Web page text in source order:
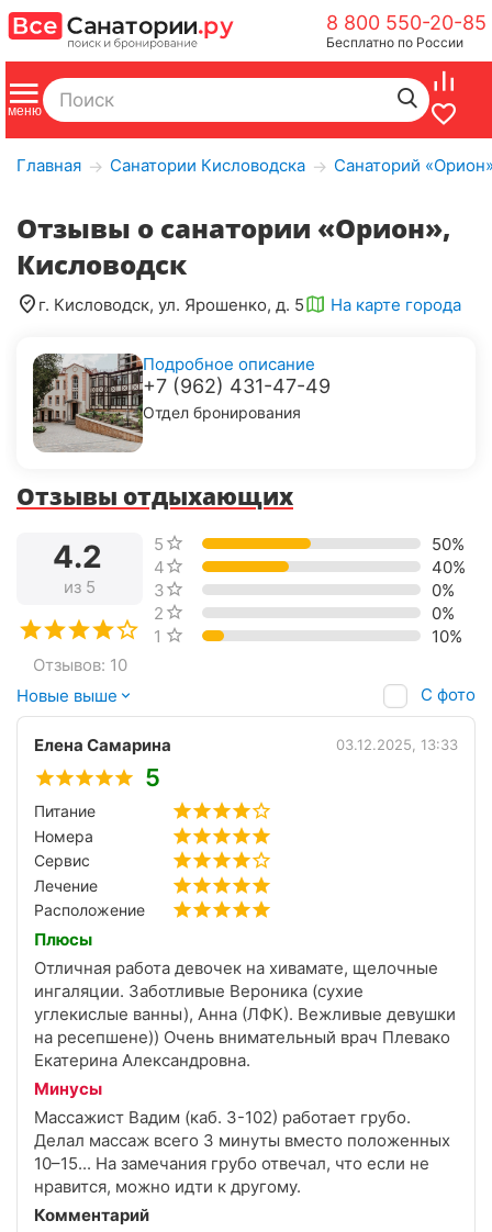
8 800 550-20-85
Бесплатно по России
Главная → Санатории Кисловодска → Санаторий
Отзывы о санатории «Орион»,
Кисловодск
г. Кисловодск, ул. Ярошенко, д. 5 На карте города
Подробное описание
+7 (962) 431-47-49
Отдел бронирования
Отзывы отдыхающих
4.2
из 5
Отзывов: 10
5 звёзд
50%
4 звезды
40%
3 звезды
0%
2 звезды
0%
1 звезда
10%
Новые выше С фото
Елена Самарина 03.12.2025, 13:33
5
Питание
Номера
Сервис
Лечение
Расположение
Плюсы
Отличная работа девочек на хивамате, щелочные
ингаляции. Заботливые Вероника (сухие
углекислые ванны), Анна (ЛФК). Вежливые девушки
на ресепшене)) Очень внимательный врач Плевако
Екатерина Александровна.
Минусы
Массажист Вадим (каб. 3-102) работает грубо.
Делал массаж всего 3 минуты вместо положенных
10–15... На замечания грубо отвечал, что если не
нравится, можно идти к другому.
Комментарий